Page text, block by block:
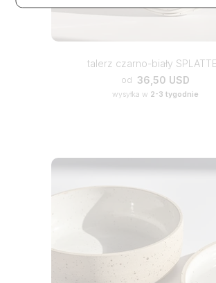
talerz czarno-biały
od 36,50 USD
wysyłka w 2-3 tygodnie